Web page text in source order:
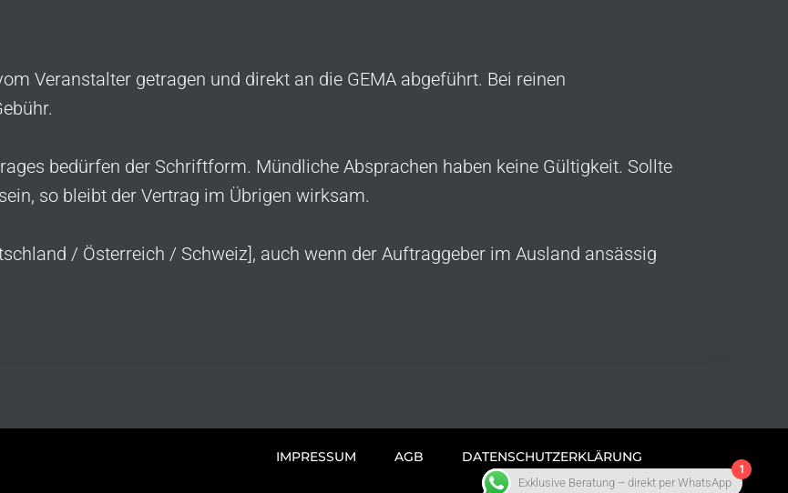
Veranstalter getragen und direkt an die GEMA abgeführt. Bei reinen
bedürfen der Schriftform. Mündliche Absprachen haben keine Gültigkeit. Sollte
so bleibt der Vertrag im Übrigen wirksam.
/ Österreich / Schweiz], auch wenn der Auftraggeber im Ausland ansässig
IMPRESSUM AGB DATENSCHUTZERKLÄRUNG
1
Exklusive Beratung – direkt per WhatsApp